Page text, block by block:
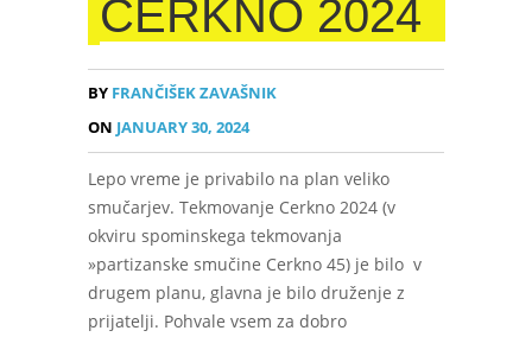
CERKNO 2024
BY FRANČIŠEK ZAVAŠNIK
ON JANUARY 30, 2024
Lepo vreme je privabilo na plan veliko
smučarjev. Tekmovanje Cerkno 2024 (v
okviru spominskega tekmovanja
»partizanske smučine Cerkno 45) je bilo v
drugem planu, glavna je bilo druženje z
prijatelji. Pohvale vsem za dobro